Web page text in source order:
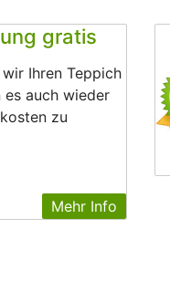
gratis
Ihren Teppich
auch wieder
zu
Mehr Info